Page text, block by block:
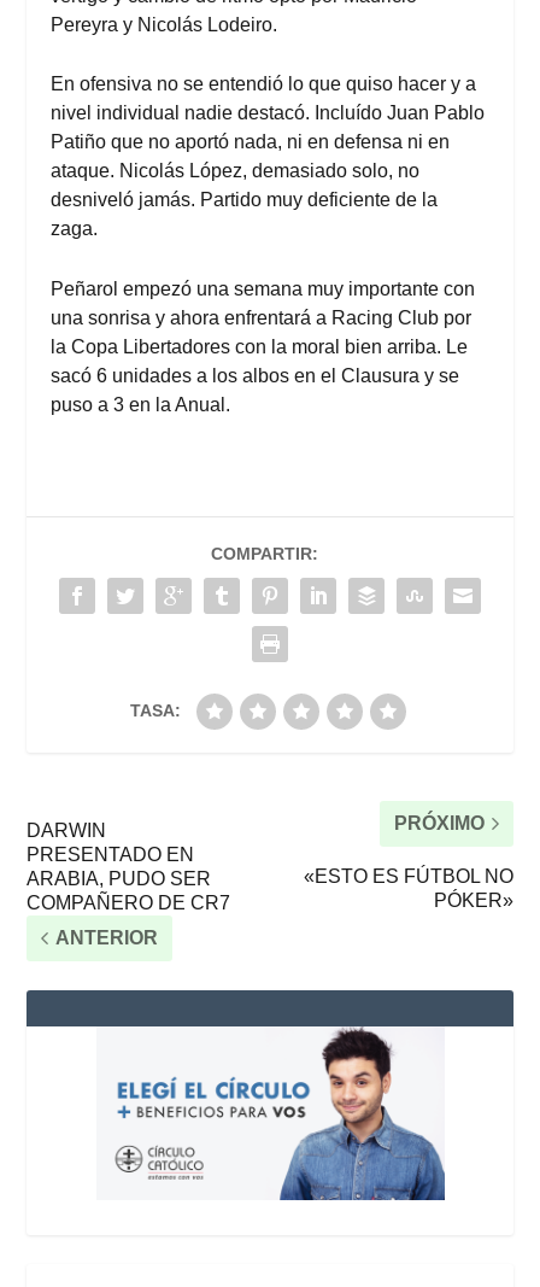
Pereyra y Nicolás Lodeiro.
En ofensiva no se entendió lo que quiso hacer y a
nivel individual nadie destacó. Incluído Juan Pablo
Patiño que no aportó nada, ni en defensa ni en
ataque. Nicolás López, demasiado solo, no
desniveló jamás. Partido muy deficiente de la
zaga.
Peñarol empezó una semana muy importante con
una sonrisa y ahora enfrentará a Racing Club por
la Copa Libertadores con la moral bien arriba. Le
sacó 6 unidades a los albos en el Clausura y se
puso a 3 en la Anual.
COMPARTIR:
TASA:
DARWIN
PRESENTADO EN
ARABIA, PUDO SER
COMPAÑERO DE CR7
ANTERIOR
PRÓXIMO
«ESTO ES FÚTBOL NO
PÓKER»